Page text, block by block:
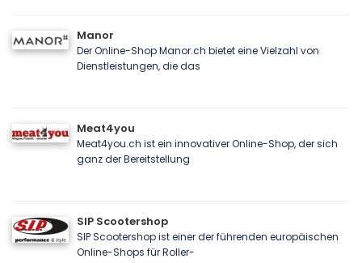
Manor
Der Online-Shop Manor.ch bietet eine Vielzahl von
Dienstleistungen, die das
Meat4you
Meat4you.ch ist ein innovativer Online-Shop, der sich
ganz der Bereitstellung
SIP Scootershop
SIP Scootershop ist einer der führenden europäischen
Online-Shops für Roller-